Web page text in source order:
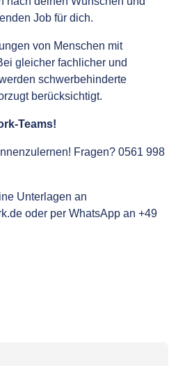
Job für dich.
von Menschen mit
gleicher fachlicher und
schwerbehinderte
berücksichtigt.
Teams!
Fragen? 0561 998
Unterlagen an
oder per WhatsApp an +49